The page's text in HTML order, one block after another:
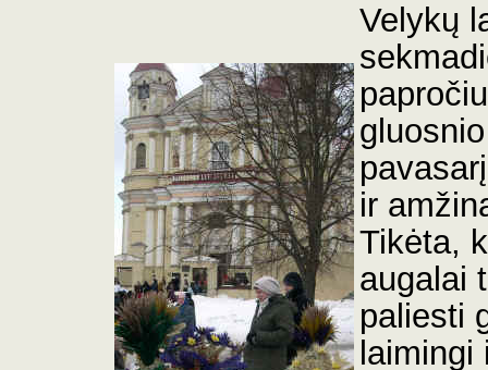
Velykų
ir
Tikėta,
augalai
paliesti